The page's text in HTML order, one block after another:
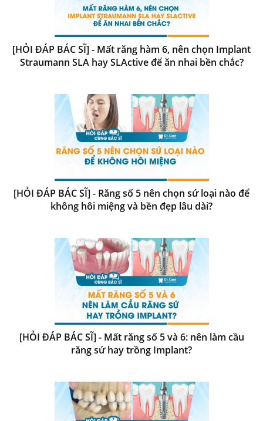
[HỎI ĐÁP BÁC SĨ] - Mất răng hàm 6, nên chọn Implant
Straumann SLA hay SLActive để ăn nhai bền chắc?
[HỎI ĐÁP BÁC SĨ] - Răng số 5 nên chọn sứ loại nào để
không hôi miệng và bền đẹp lâu dài?
[HỎI ĐÁP BÁC SĨ] - Mất răng số 5 và 6: nên làm cầu
răng sứ hay trồng Implant?